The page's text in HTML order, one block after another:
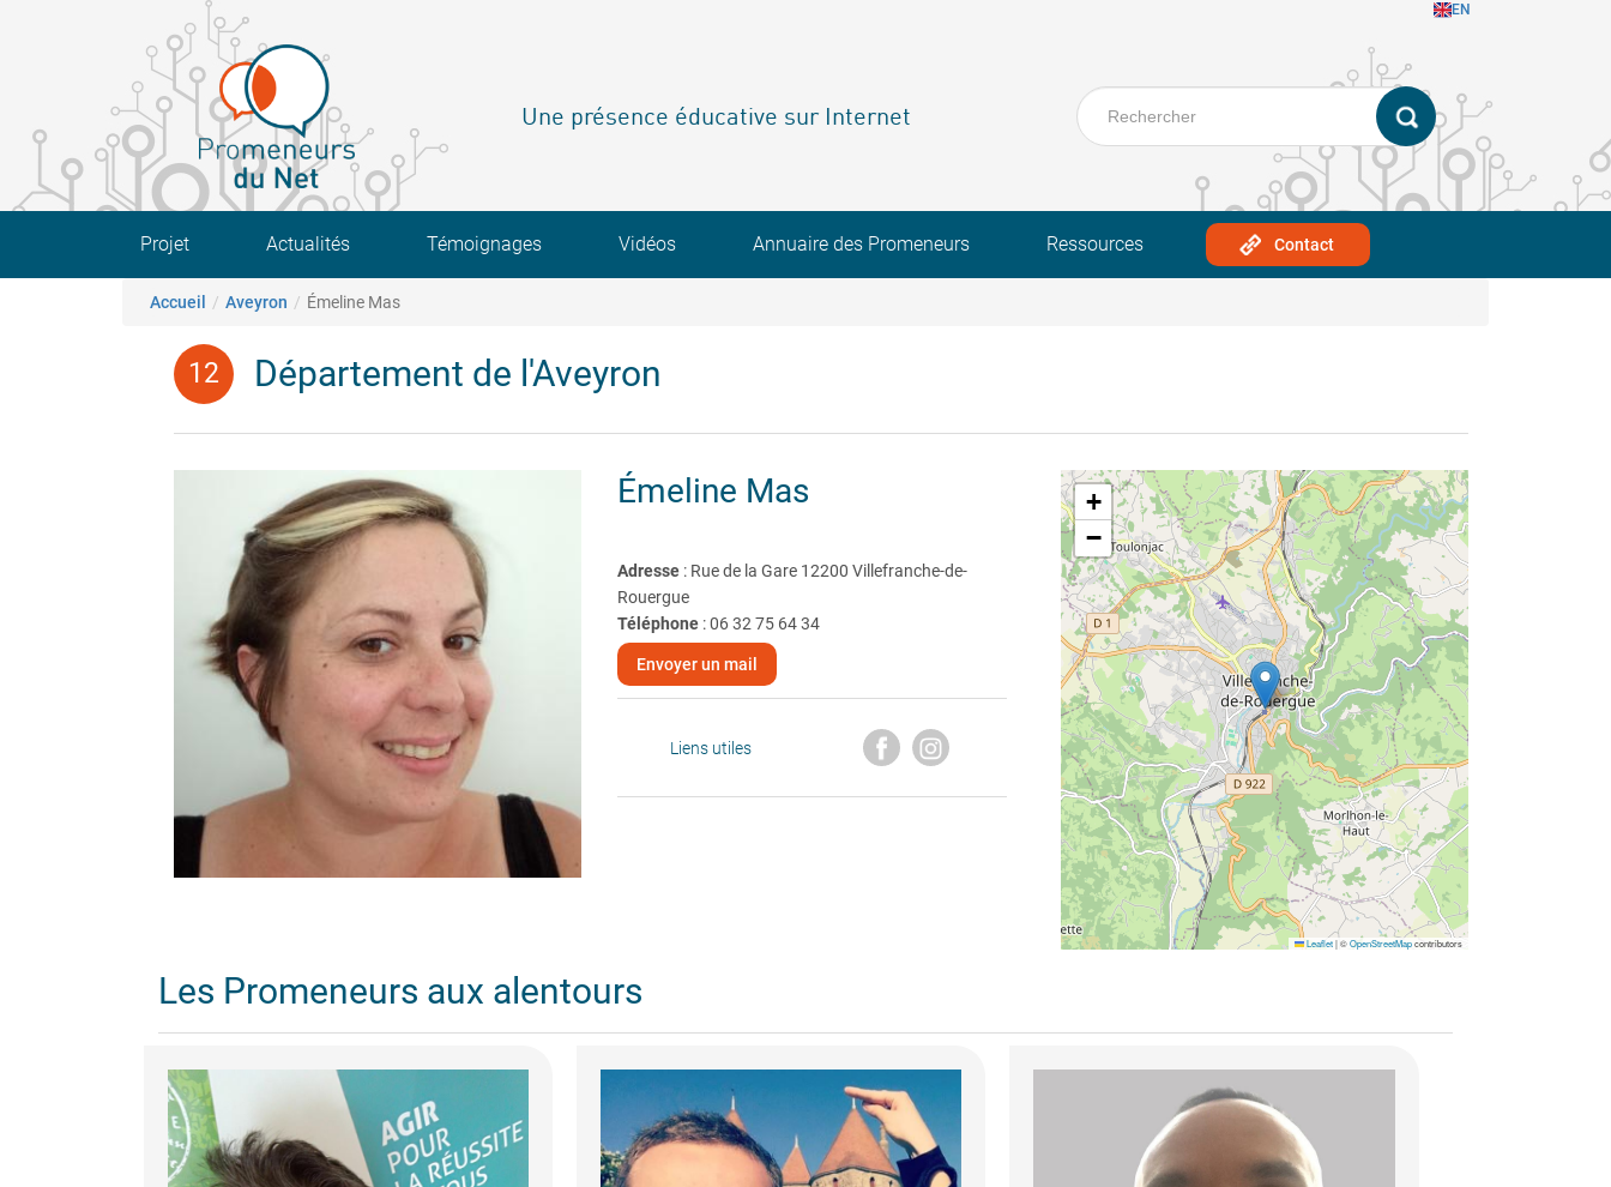
EN
Une présence éducative sur Internet
Main navigation
Projet Actualités Témoignages Vidéos Annuaire des Promeneurs Ressources Contact
Fil d'Ariane
Accueil Aveyron Émeline Mas
Département de l'Aveyron
Émeline Mas
Adresse : Rue de la Gare 12200 Villefranche-de-
Rouergue
Téléphone:06 32 75 64 34
Envoyer un mail
Liens utiles
+
−
Leaflet |©OpenStreetMapcontributors
Les Promeneurs aux alentours